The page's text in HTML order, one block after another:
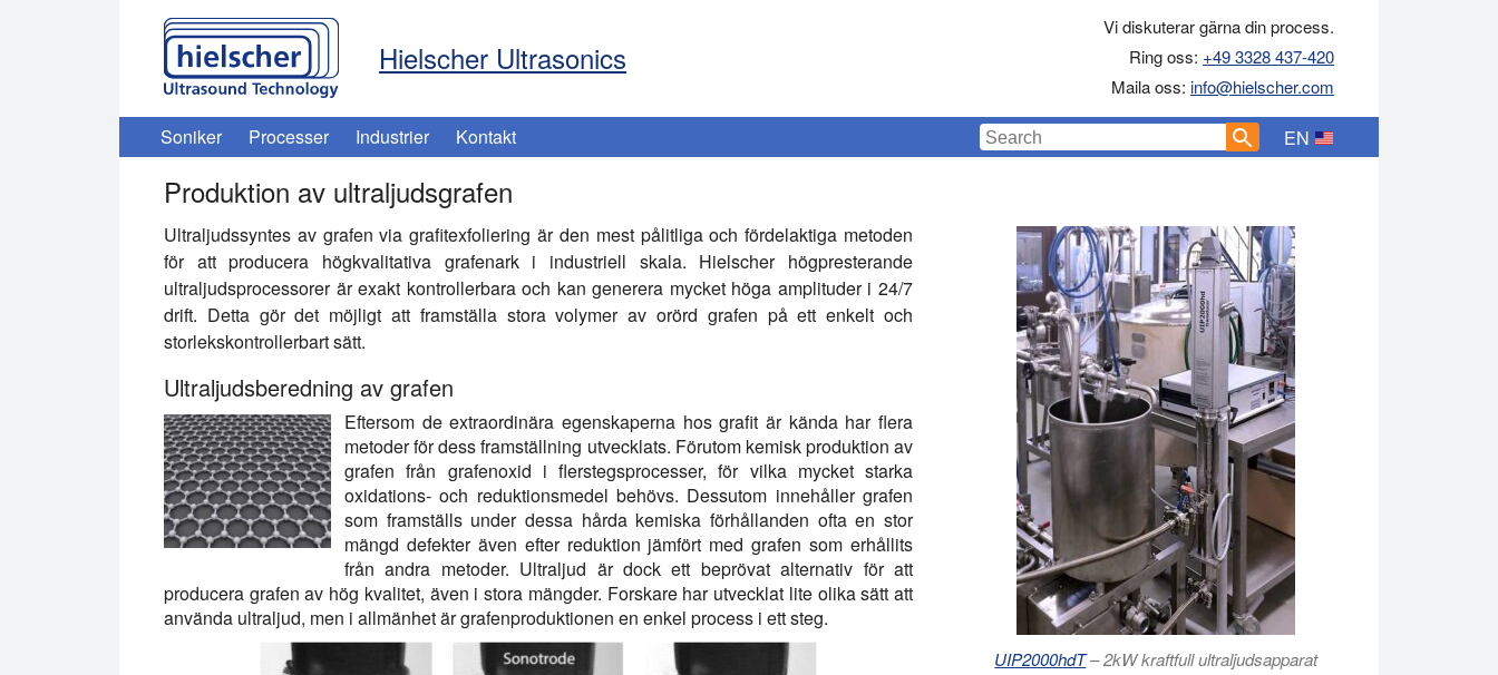
Hielscher Ultrasonics
Vi diskuterar gärna din process.
Ring oss: +49 3328 437-420
Maila oss: info@hielscher.com
Soniker Processer Industrier Kontakt EN
Produktion av ultraljudsgrafen
Ultraljudssyntes av grafen via grafitexfoliering är den mest pålitliga och fördelaktiga metoden
för att producera högkvalitativa grafenark i industriell skala. Hielscher högpresterande
ultraljudsprocessorer är exakt kontrollerbara och kan generera mycket höga amplituder i 24/7
drift. Detta gör det möjligt att framställa stora volymer av orörd grafen på ett enkelt och
storlekskontrollerbart sätt.
Ultraljudsberedning av grafen
Eftersom de extraordinära egenskaperna hos grafit är kända har flera
metoder för dess framställning utvecklats. Förutom kemisk produktion av
grafen från grafenoxid i flerstegsprocesser, för vilka mycket starka
oxidations- och reduktionsmedel behövs. Dessutom innehåller grafen
som framställs under dessa hårda kemiska förhållanden ofta en stor
mängd defekter även efter reduktion jämfört med grafen som erhållits
från andra metoder. Ultraljud är dock ett beprövat alternativ för att
producera grafen av hög kvalitet, även i stora mängder. Forskare har utvecklat lite olika sätt att
använda ultraljud, men i allmänhet är grafenproduktionen en enkel process i ett steg.
UIP2000hdT– 2kW kraftfull ultraljudsapparat